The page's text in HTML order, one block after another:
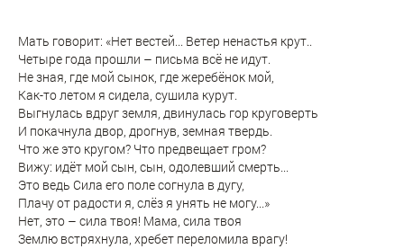
Мать говорит: «Нет вестей... Ветер ненастья крут..
Четыре года прошли – письма всё не идут.
Не зная, где мой сынок, где жеребёнок мой,
Как-то летом я сидела, сушила курут.
Выгнулась вдруг земля, двинулась гор круговерть
И покачнула двор, дрогнув, земная твердь.
Что же это кругом? Что предвещает гром?
Вижу: идёт мой сын, сын, одолевший смерть...
Это ведь Сила его поле согнула в дугу,
Плачу от радости я, слёз я унять не могу...»
Нет, это – сила твоя! Мама, сила твоя
Землю встряхнула, хребет переломила врагу!